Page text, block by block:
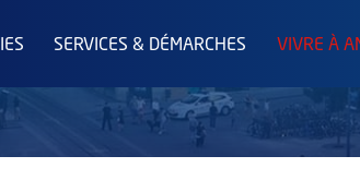
SERVICES & DÉMARCHES VIVRE À